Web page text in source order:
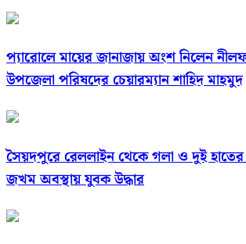
প্যারোলে মায়ের জানাজায় অংশ নিলেন
উপজেলা পরিষদের চেয়ারম্যান শাহিদ মাহমুদ
সৈয়দপুরে রেললাইন থেকে গলা ও দুই হাতের
জখম অবস্থায় যুবক উদ্ধার